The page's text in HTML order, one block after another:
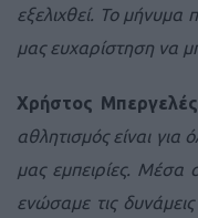
εξελιχθεί. Το μήνυμα
μας ευχαρίστηση να
Χρήστος
αθλητισμός είναι
μας εμπειρίες. Μέσα
ενώσαμε τις